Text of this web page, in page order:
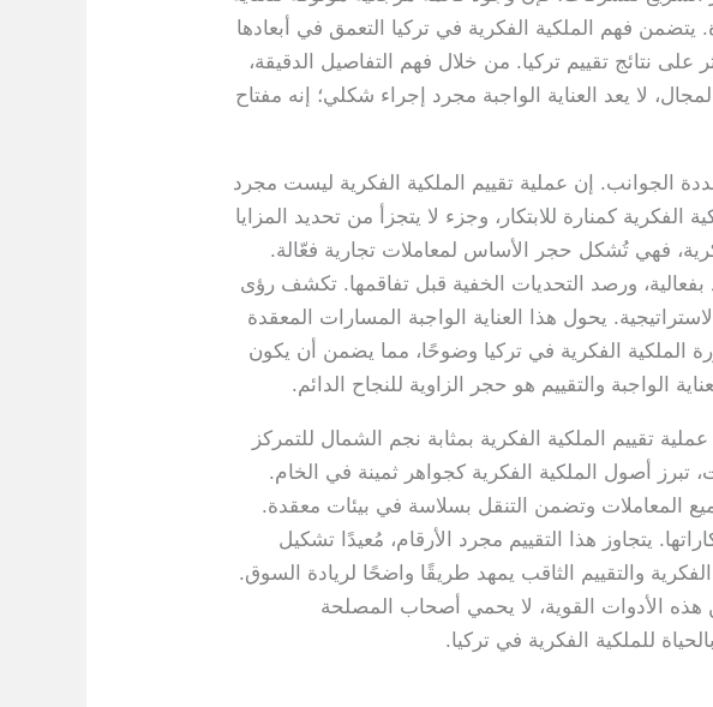
فهم الملكية الفكرية في تركيا التعمق في أبعادها
على نتائج تقييم تركيا. من خلال فهم التفاصيل الدقيقة،
لا يعد العناية الواجبة مجرد إجراء شكلي؛ إنه مفتاح
الجوانب. إن عملية تقييم الملكية الفكرية ليست مجرد
كمنارة للابتكار، وجزء لا يتجزأ من تحديد المزايا
فهي تُشكل حجر الأساس لمعاملات تجارية فعّالة.
ورصد التحديات الخفية قبل تفاقمها. تكشف رؤى
يحول هذا العناية الواجبة المسارات المعقدة
الملكية الفكرية في تركيا وضوحًا، مما يضمن أن يكون
الواجبة والتقييم هو حجر الزاوية للنجاح الدائم.
تقييم الملكية الفكرية بمثابة نجم الشمال للتمركز
تبرز أصول الملكية الفكرية كجواهر ثمينة في الخام.
المعاملات وتضمن التنقل بسلاسة في بيئات معقدة.
يتجاوز هذا التقييم مجرد الأرقام، مُعيدًا تشكيل
والتقييم الثاقب يمهد طريقًا واضحًا لريادة السوق.
الأدوات القوية، لا يحمي أصحاب المصلحة
للملكية الفكرية في تركيا.